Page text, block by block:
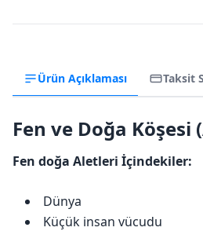
Ürün Açıklaması Taksit
Fen ve Doğa
Fen doğa Aletleri İçindekiler:
Dünya
Küçük insan vücudu